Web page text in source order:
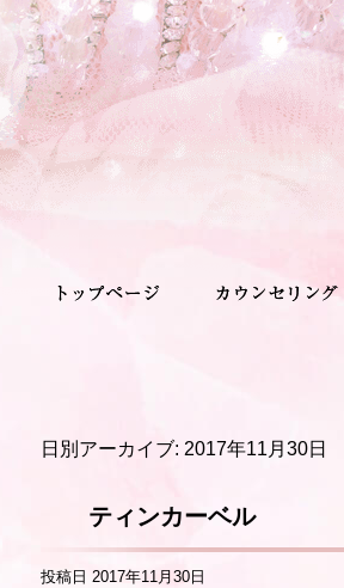
日別アーカイブ: 2017年11月30日
ティンカーベル
投稿日 2017年11月30日